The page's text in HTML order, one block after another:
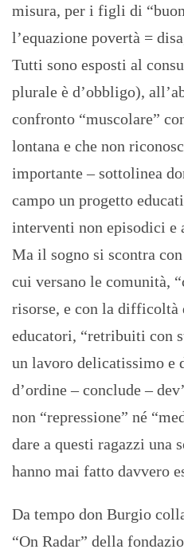
misura, per i figli di
l’equazione povertà =
Tutti sono esposti al
plurale è d’obbligo),
confronto “muscolare”
lontana e che non
importante – sottolinea
campo un progetto
interventi non episodici e
Ma il sogno si scontra
cui versano le comunità,
risorse, e con la difficoltà
educatori, “retribuiti con
un lavoro delicatissimo e
d’ordine – conclude –
non “repressione” né
dare a questi ragazzi una
hanno mai fatto davvero
Da tempo don Burgio
“On Radar” della